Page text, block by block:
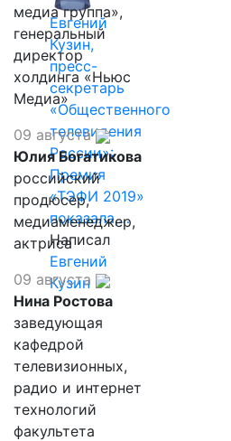
Евгений
Кузин,
пресс-
секретарь
«Общественного
телевидения
России»:
Премия
«ТЭФИ 2019»
показала,…
Написал
Евгений
Кузин
медиа группа»,
генеральный
директор
холдинга «Ньюс
Медиа»
09 августа
Юлия Богатикова
российский
продюсер,
медиаменеджер,
актриса
09 августа
Нина Ростова
заведующая
кафедрой
телевизионных,
радио и интернет
технологий
факультета